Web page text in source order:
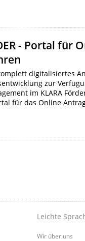
- Portal für
digitalisiertes
zur
im KLARA
für das Online
Leichte
Wir über uns